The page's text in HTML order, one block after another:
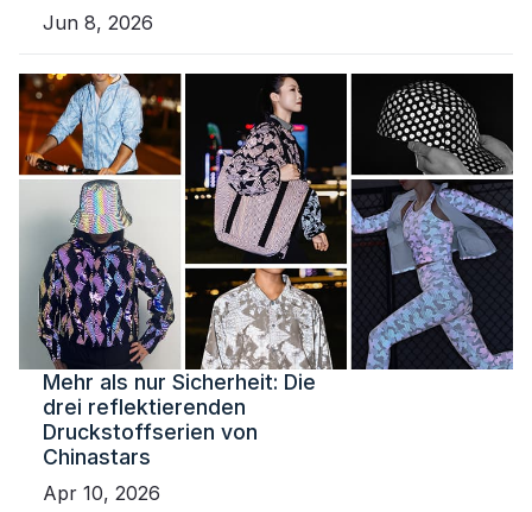
Jun 8, 2026
Mehr als nur Sicherheit: Die
drei reflektierenden
Druckstoffserien von
Chinastars
Apr 10, 2026